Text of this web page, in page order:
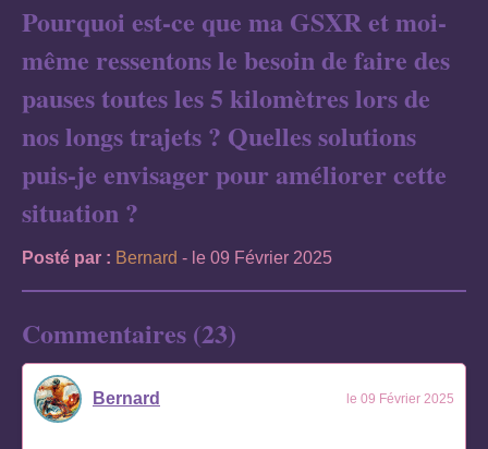
Pourquoi est-ce que ma GSXR et moi-
même ressentons le besoin de faire des
pauses toutes les 5 kilomètres lors de
nos longs trajets ? Quelles solutions
puis-je envisager pour améliorer cette
situation ?
Posté par : Bernard - le 09 Février 2025
Commentaires (23)
Bernard le 09 Février 2025